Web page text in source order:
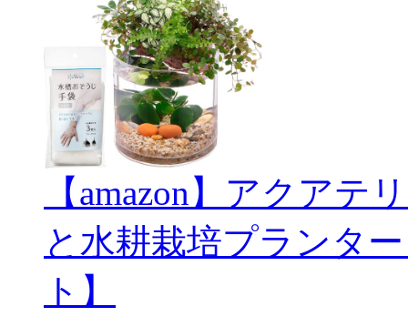
【amazon】アクアテ
と水耕栽培プランタ
ト】